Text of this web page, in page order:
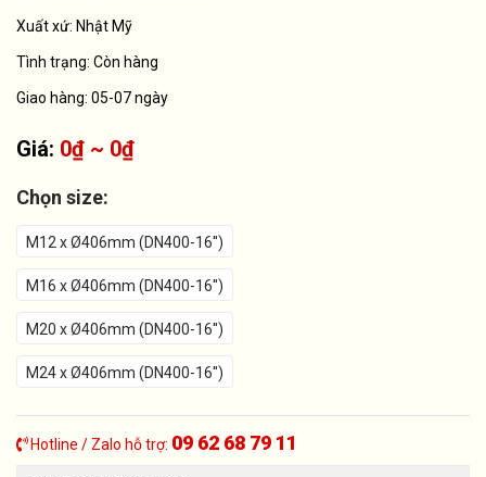
Xuất xứ: Nhật Mỹ
Tình trạng: Còn hàng
Giao hàng: 05-07 ngày
Giá: 0₫ ~ 0₫
Chọn size:
M12 x Ø406mm (DN400-16'')
M16 x Ø406mm (DN400-16'')
M20 x Ø406mm (DN400-16'')
M24 x Ø406mm (DN400-16'')
Hotline / Zalo hỗ trợ: 09 62 68 79 11